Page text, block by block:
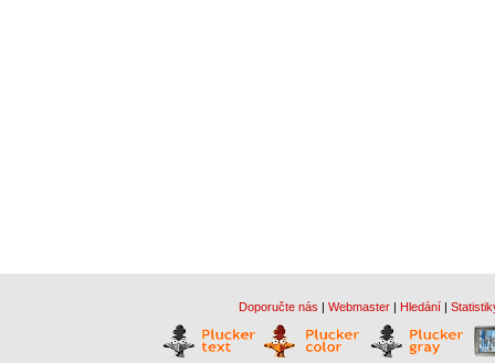
Doporučte nás | Webmaster | Hledání |